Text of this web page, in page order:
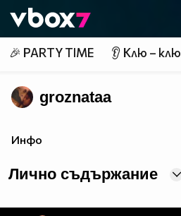
👾
🎉 PARTY TIME 👂 Клю – клю
groznataa
Инфо
Лично съдържание